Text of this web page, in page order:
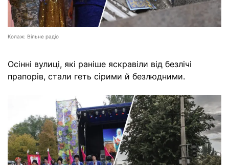
Колаж: Вільне радіо
Осінні вулиці, які раніше яскравіли від безлічі
прапорів, стали геть сірими й безлюдними.